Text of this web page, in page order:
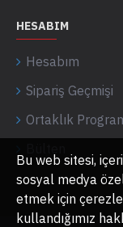
HESABIM
Hesabım
Sipariş Geçmişi
Ortaklık
Bu web sitesi,
sosyal medya
etmek için
kullandığımız